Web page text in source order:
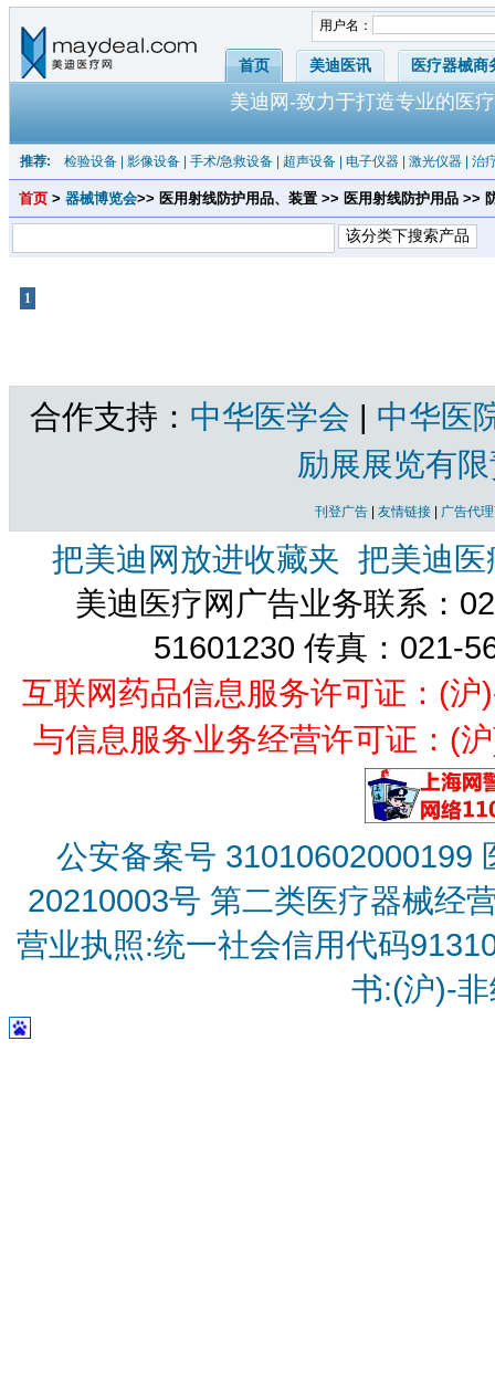
用户名：
首页 美迪医讯 医疗器械商
美迪网-致力于打造专业的医
推荐: 检验设备 影像设备 手术/急救设备 超声设备 电子仪器 激光仪器 治
首页 > 器械博览会>> 医用射线防护用品、装置 >> 医用射线防护用品 >>
1
合作支持： 中华医学会 | 中华医
励展展览有
刊登广告 友情链接 广告代
把美迪网放进收藏夹 把美迪
美迪医疗网广告业务联系：
51601230 传真：021-
互联网药品信息服务许可证：(
与信息服务业务经营许可证：(
公安备案号 31010602000199
20210003号 第二类医疗器械经
营业执照:统一社会信用代码
书:(沪)-